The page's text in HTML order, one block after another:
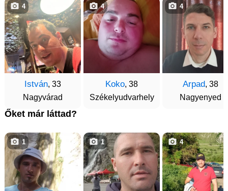
István, 33
Nagyvárad
4
Koko, 38
Székelyudvarhely
4
Arpad, 38
Nagyenyed
4
Őket már láttad?
1 1 4